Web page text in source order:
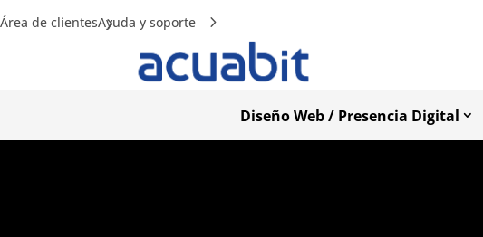
Área de clientesAyuda y soporte
Diseño Web / Presencia Digital